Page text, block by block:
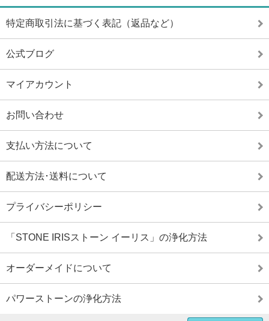
特定商取引法に基づく表記（返品など）
公式ブログ
マイアカウント
お問い合わせ
支払い方法について
配送方法･送料について
プライバシーポリシー
「STONE IRISストーン イーリス」の浄化方法
オーダーメイドについて
パワーストーンの浄化方法